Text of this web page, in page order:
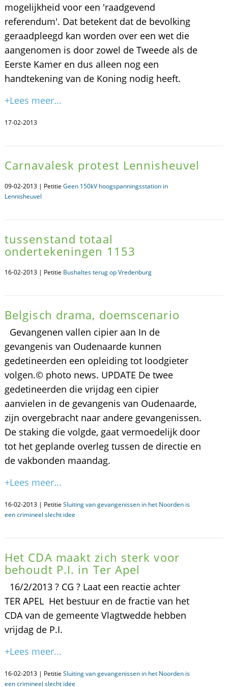
mogelijkheid voor een 'raadgevend
referendum'. Dat betekent dat de bevolking
geraadpleegd kan worden over een wet die
aangenomen is door zowel de Tweede als de
Eerste Kamer en dus alleen nog een
handtekening van de Koning nodig heeft.
+Lees meer...
17-02-2013
Carnavalesk protest Lennisheuvel
09-02-2013 | Petitie Geen 150kV hoogspanningsstation in
Lennisheuvel
tussenstand totaal
ondertekeningen 1153
16-02-2013 | Petitie Bushaltes terug op Vredenburg
Belgisch drama, doemscenario
Gevangenen vallen cipier aan In de
gevangenis van Oudenaarde kunnen
gedetineerden een opleiding tot loodgieter
volgen.© photo news. UPDATE De twee
gedetineerden die vrijdag een cipier
aanvielen in de gevangenis van Oudenaarde,
zijn overgebracht naar andere gevangenissen.
De staking die volgde, gaat vermoedelijk door
tot het geplande overleg tussen de directie en
de vakbonden maandag.
+Lees meer...
16-02-2013 | Petitie Sluiting van gevangenissen in het Noorden is
een crimineel slecht idee
Het CDA maakt zich sterk voor
behoudt P.I. in Ter Apel
16/2/2013 ? CG ? Laat een reactie achter
TER APEL  Het bestuur en de fractie van het
CDA van de gemeente Vlagtwedde hebben
vrijdag de P.I.
+Lees meer...
16-02-2013 | Petitie Sluiting van gevangenissen in het Noorden is
een crimineel slecht idee